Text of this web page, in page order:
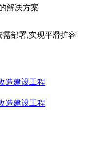
解决方案
需部署,实现平滑扩容
造建设工程
造建设工程